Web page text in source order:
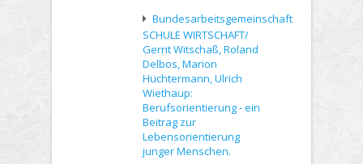
Bundesarbeitsgemeinschaft
SCHULE WIRTSCHAFT/
Gerrit Witschaß, Roland
Delbos, Marion
Hüchtermann, Ulrich
Wiethaup:
Berufsorientierung - ein
Beitrag zur
Lebensorientierung
junger Menschen.